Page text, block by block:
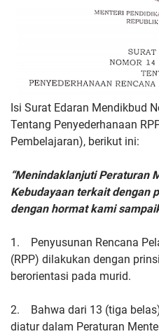
Isi Surat Edaran Mendikbud
Tentang Penyederhanaan
Pembelajaran), berikut ini:
“Menindaklanjuti Peraturan
Kebudayaan terkait dengan
dengan hormat kami
1. Penyusunan Rencana
(RPP) dilakukan dengan
berorientasi pada murid.
2. Bahwa dari 13 (tiga
diatur dalam Peraturan